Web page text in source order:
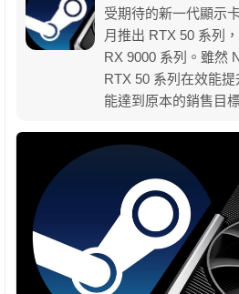
受期待的新一代顯示
月推出 RTX 50 系列
RX 9000 系列。雖然
RTX 50 系列在效能
能達到原本的銷售目